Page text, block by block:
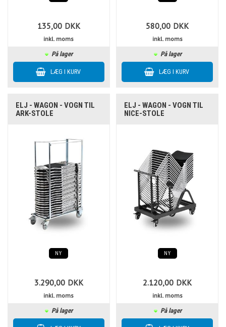
135,00 DKK
inkl. moms
På lager
580,00 DKK
inkl. moms
På lager
ELJ - WAGON - VOGN TIL
ARK-STOLE
NY
3.290,00 DKK
inkl. moms
På lager
ELJ - WAGON - VOGN TIL
NICE-STOLE
NY
2.120,00 DKK
inkl. moms
På lager